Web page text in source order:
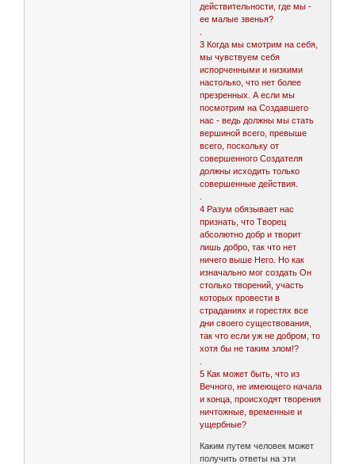
действительности, где мы -
ее малые звенья?
3 Когда мы смотрим на себя,
мы чувствуем себя
испорченными и низкими
настолько, что нет более
презренных. А если мы
посмотрим на Создавшего
нас - ведь должны мы стать
вершиной всего, превыше
всего, поскольку от
совершенного Создателя
должны исходить только
совершенные действия.
4 Разум обязывает нас
признать, что Творец
абсолютно добр и творит
лишь добро, так что нет
ничего выше Него. Но как
изначально мог создать Он
столько творений, участь
которых провести в
страданиях и горестях все
дни своего существования,
так что если уж не добром, то
хотя бы не таким злом!?
5 Как может быть, что из
Вечного, не имеющего начала
и конца, происходят творения
ничтожные, временные и
ущербные?
Каким путем человек может
получить ответы на эти